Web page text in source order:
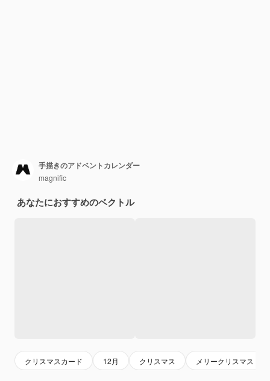
手描きのアドベントカレンダー
magnific
あなたにおすすめのベクトル
クリスマスカード 12月 クリスマス メリークリスマス